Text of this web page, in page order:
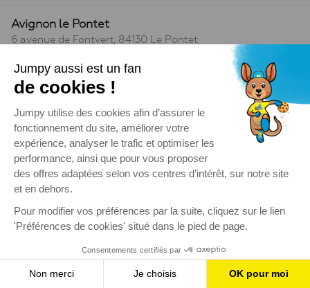
Avignon le Pontet
6 avenue de Fontvert, 84130 Le Pontet
Ouvert · jusqu'à 20h
Tous les horaires
Réserver Voir l'établissement
Bordeaux Mérignac
4 rue Archimède, 33700 Mérignac
Ouvert · jusqu'à 20h
▶Tous les horaires